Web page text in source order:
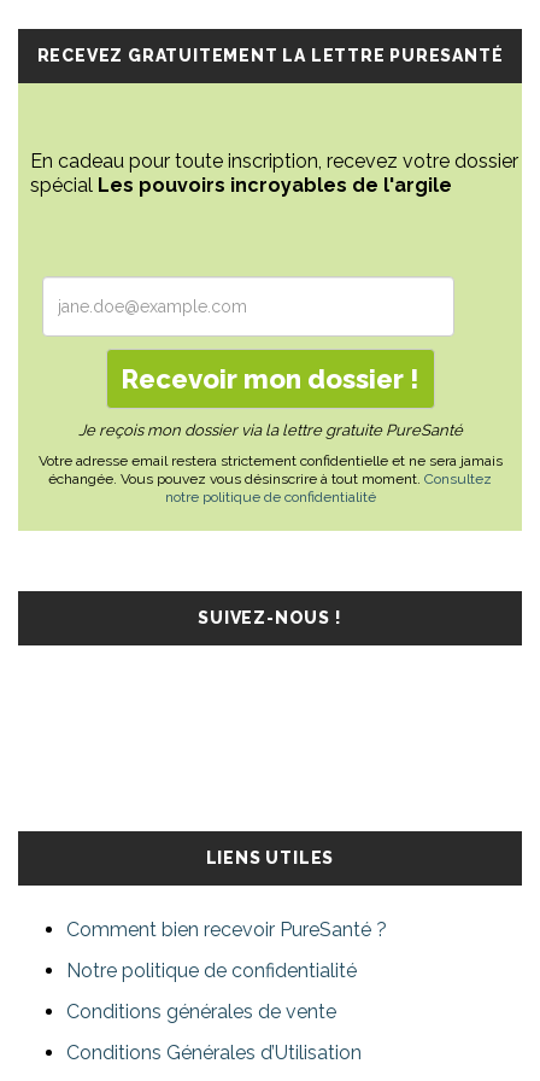
RECEVEZ GRATUITEMENT LA LETTRE PURESANTÉ
En cadeau pour toute inscription, recevez votre dossier
spécial Les pouvoirs incroyables de l'argile
Je reçois mon dossier via la lettre gratuite PureSanté
Votre adresse email restera strictement confidentielle et ne sera jamais
échangée. Vous pouvez vous désinscrire à tout moment. Consultez
notre politique de confidentialité
SUIVEZ-NOUS !
LIENS UTILES
Comment bien recevoir PureSanté ?
Notre politique de confidentialité
Conditions générales de vente
Conditions Générales d’Utilisation